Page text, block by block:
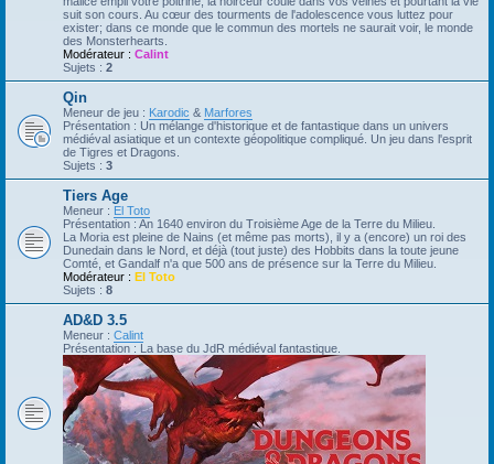
suit son cours. Au cœur des tourments de l'adolescence vous luttez pour
exister; dans ce monde que le commun des mortels ne saurait voir, le monde
des Monsterhearts.
Modérateur : Calint
Sujets : 2
Qin
Meneur de jeu : Karodic & Marfores
Présentation : Un mélange d'historique et de fantastique dans un univers
médiéval asiatique et un contexte géopolitique compliqué. Un jeu dans l'esprit
de Tigres et Dragons.
Sujets : 3
Tiers Age
Meneur : El Toto
Présentation : An 1640 environ du Troisième Age de la Terre du Milieu.
La Moria est pleine de Nains (et même pas morts), il y a (encore) un roi des
Dunedain dans le Nord, et déjà (tout juste) des Hobbits dans la toute jeune
Comté, et Gandalf n'a que 500 ans de présence sur la Terre du Milieu.
Modérateur : El Toto
Sujets : 8
AD&D 3.5
Meneur : Calint
Présentation : La base du JdR médiéval fantastique.